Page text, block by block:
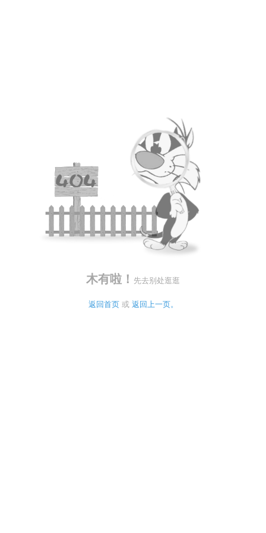
木有啦！ 先去别处逛逛
返回首页 或 返回上一页。